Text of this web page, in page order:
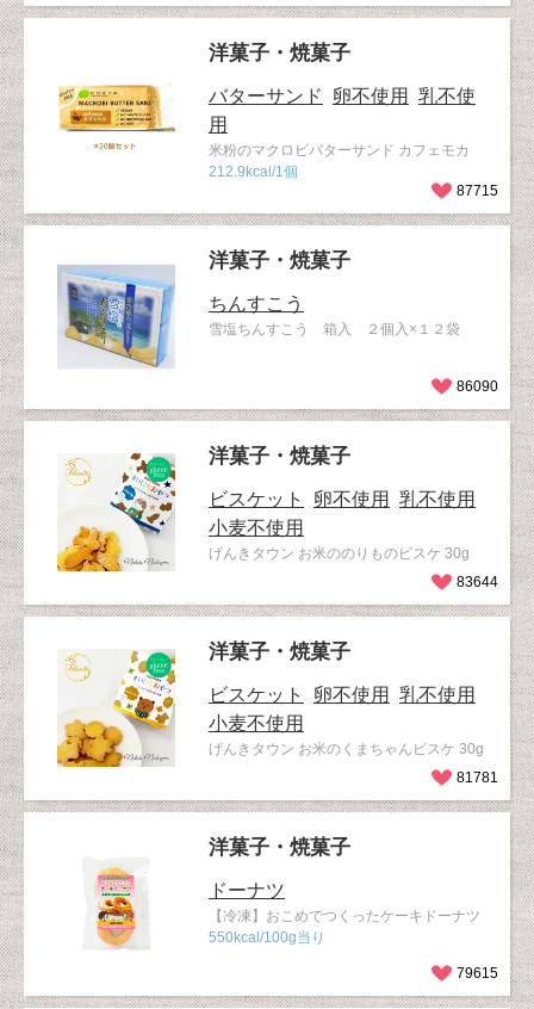
洋菓子・焼菓子
バターサンド 卵不使用
乳不使
用
米粉のマクロビバターサンド カフェモカ
212.9kcal/1個
87715
洋菓子・焼菓子
ちんすこう
雪塩ちんすこう 箱入 ２個入×１２袋
86090
洋菓子・焼菓子
ビスケット 卵不使用
乳不使用
小麦不使用
げんきタウン お米ののりものビスケ 30g
83644
洋菓子・焼菓子
ビスケット 卵不使用
乳不使用
小麦不使用
げんきタウン お米のくまちゃんビスケ 30g
81781
洋菓子・焼菓子
ドーナツ
【冷凍】おこめでつくったケーキドーナツ
550kcal/100g当り
79615